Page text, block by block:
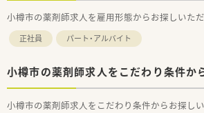
小樽市の薬剤師求人を雇用形態からお探しいただ
正社員 パート・アルバイト
小樽市の薬剤師求人をこだわり条件か
小樽市の薬剤師求人をこだわり条件からお探しい